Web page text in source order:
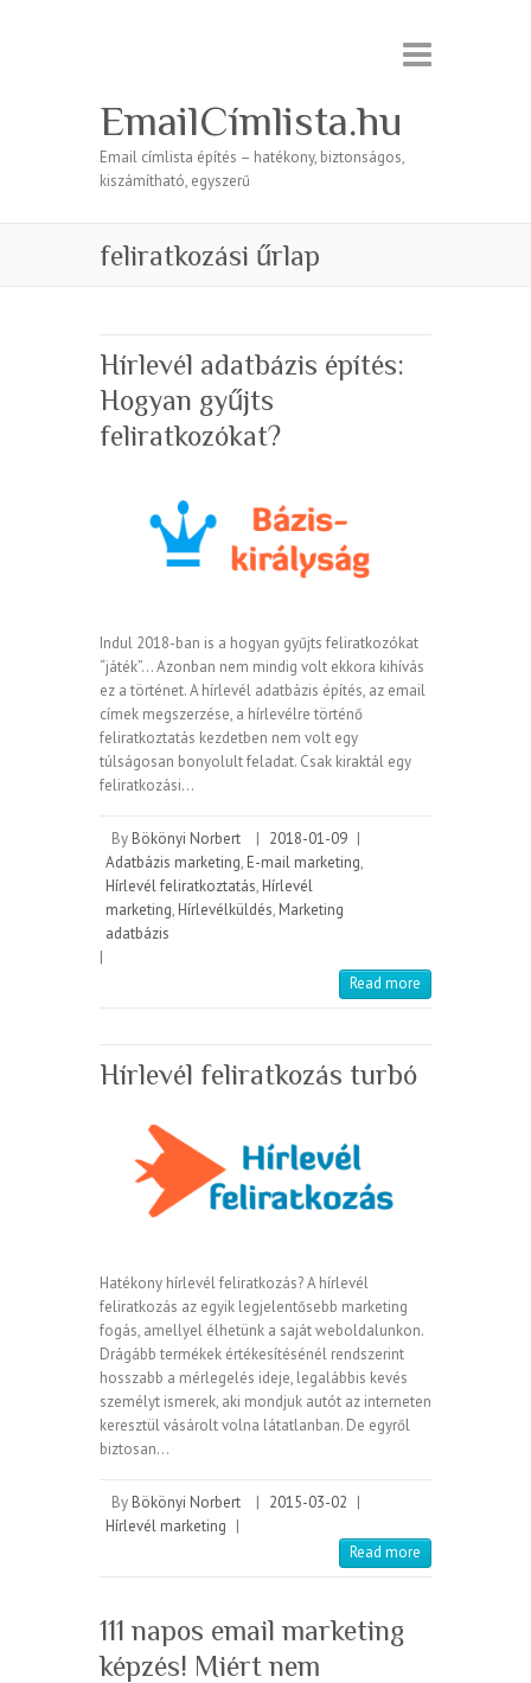
EmailCímlista.hu
Email címlista építés – hatékony, biztonságos,
kiszámítható, egyszerű
feliratkozási űrlap
Hírlevél adatbázis építés:
Hogyan gyűjts
feliratkozókat?
Indul 2018-ban is a hogyan gyűjts feliratkozókat
“játék”… Azonban nem mindig volt ekkora kihívás
ez a történet. A hírlevél adatbázis építés, az email
címek megszerzése, a hírlevélre történő
feliratkoztatás kezdetben nem volt egy
túlságosan bonyolult feladat. Csak kiraktál egy
feliratkozási…
By Bökönyi Norbert | 2018-01-09 |
Adatbázis marketing, E-mail marketing,
Hírlevél feliratkoztatás, Hírlevél
marketing, Hírlevélküldés, Marketing
adatbázis
|
Read more
Hírlevél feliratkozás turbó
Hatékony hírlevél feliratkozás? A hírlevél
feliratkozás az egyik legjelentősebb marketing
fogás, amellyel élhetünk a saját weboldalunkon.
Drágább termékek értékesítésénél rendszerint
hosszabb a mérlegelés ideje, legalábbis kevés
személyt ismerek, aki mondjuk autót az interneten
keresztül vásárolt volna látatlanban. De egyről
biztosan…
By Bökönyi Norbert | 2015-03-02 |
Hírlevél marketing |
Read more
111 napos email marketing
képzés! Miért nem